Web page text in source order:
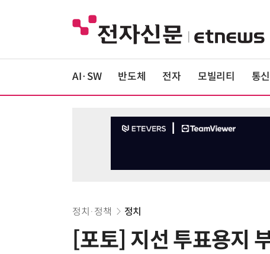
AI·SW 반도체 전자 모빌리티 통신
정치·정책 정치
[포토] 지선 투표용지